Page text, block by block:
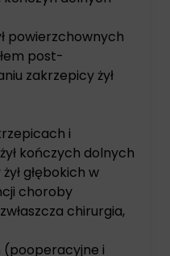
powierzchownych
post-
zakrzepicy żył
i
kończych dolnych
głębokich w
choroby
chirurgia,
(pooperacyjne i